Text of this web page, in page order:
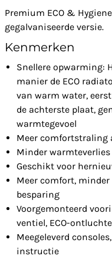
Premium ECO &
gegalvaniseerde versie.
Kenmerken
Snellere opwarming:
manier de ECO
van warm water,
de achterste plaat,
warmtegevoel
Meer comfortstraling
Minder
Geschikt voor
Meer comfort, minder
besparing
Voorgemonteerd
ventiel, ECO-
Meegeleverd
instructie